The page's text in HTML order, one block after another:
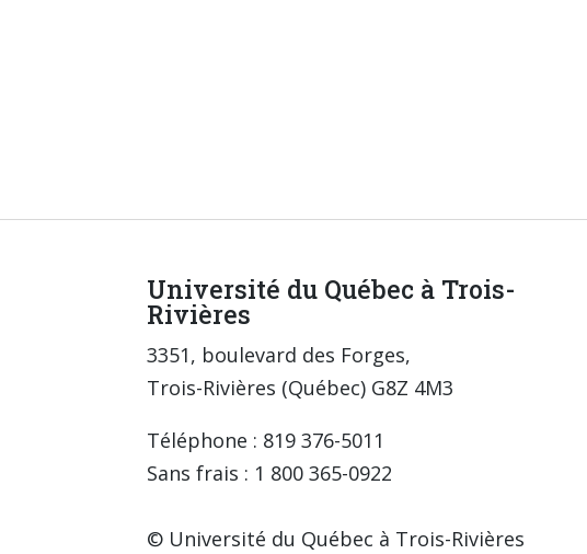
Université du Québec à Trois-
Rivières
3351, boulevard des Forges,
Trois-Rivières (Québec) G8Z 4M3
Téléphone : 819 376-5011
Sans frais : 1 800 365-0922
© Université du Québec à Trois-Rivières